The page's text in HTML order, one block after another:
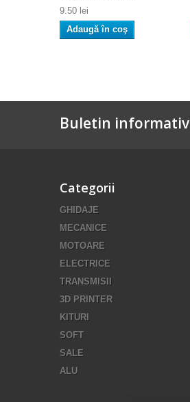
9.50 lei
Adaugă în coş
Buletin informativ
Categorii
GHIDAJE
MECANICE
MOTOARE
ELECTRICE
TRANSMISII
3D PRINTER
KITURI
SOFT
SALE
ALU